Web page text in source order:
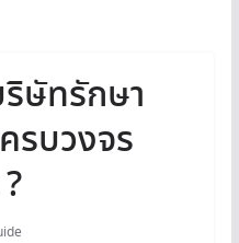
ษัทรักษา
รบวงจร